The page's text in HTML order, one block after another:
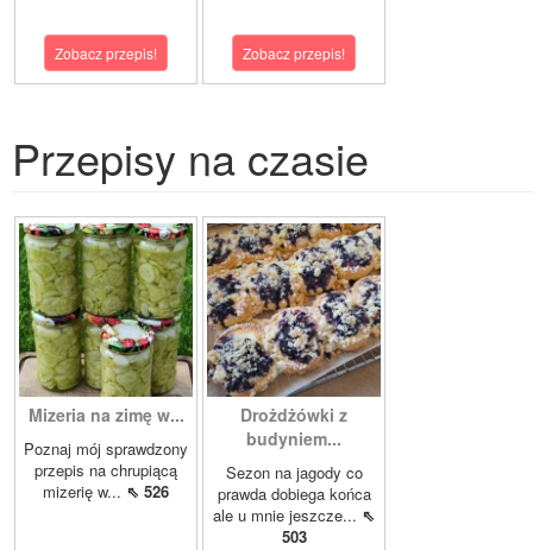
Zobacz przepis! Zobacz przepis!
Przepisy na czasie
Mizeria na zimę w...
Poznaj mój sprawdzony
przepis na chrupiącą
mizerię w... ⇖ 526
Drożdżówki z
budyniem...
Sezon na jagody co
prawda dobiega końca
ale u mnie jeszcze... ⇖
503